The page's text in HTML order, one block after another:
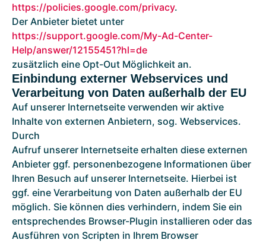
https://policies.google.com/privacy.
Der Anbieter bietet unter
https://support.google.com/My-Ad-Center-
Help/answer/12155451?hl=de
zusätzlich eine Opt-Out Möglichkeit an.
Einbindung externer Webservices und
Verarbeitung von Daten außerhalb der EU
Auf unserer Internetseite verwenden wir aktive
Inhalte von externen Anbietern, sog. Webservices.
Durch
Aufruf unserer Internetseite erhalten diese externen
Anbieter ggf. personenbezogene Informationen über
Ihren Besuch auf unserer Internetseite. Hierbei ist
ggf. eine Verarbeitung von Daten außerhalb der EU
möglich. Sie können dies verhindern, indem Sie ein
entsprechendes Browser-Plugin installieren oder das
Ausführen von Scripten in Ihrem Browser